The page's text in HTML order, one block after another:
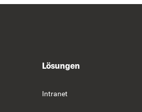
Resource Card
Lösungen
Intranet